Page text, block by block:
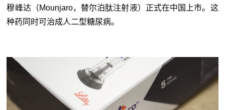
穆峰达（Mounjaro，替尔泊肽注射液）正式在中国上市。这
种药同时可治成人二型糖尿病。